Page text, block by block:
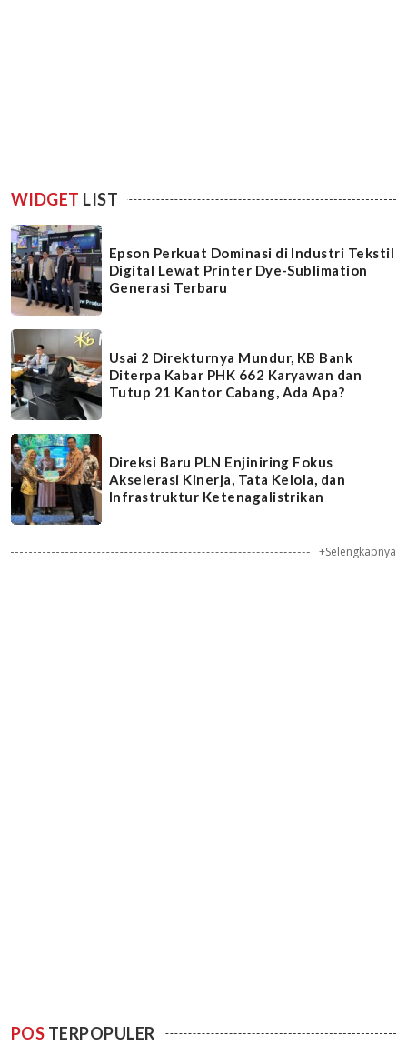
WIDGET LIST
Epson Perkuat Dominasi di Industri Tekstil
Digital Lewat Printer Dye-Sublimation
Generasi Terbaru
Usai 2 Direkturnya Mundur, KB Bank
Diterpa Kabar PHK 662 Karyawan dan
Tutup 21 Kantor Cabang, Ada Apa?
Direksi Baru PLN Enjiniring Fokus
Akselerasi Kinerja, Tata Kelola, dan
Infrastruktur Ketenagalistrikan
+Selengkapnya
POS TERPOPULER